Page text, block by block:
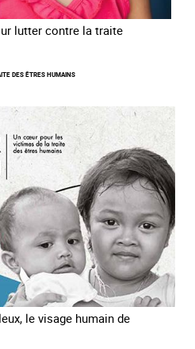
lutter contre la traite
DES ÊTRES HUMAINS
le visage humain de